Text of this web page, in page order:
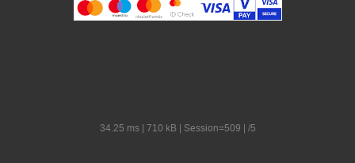
34.25 ms | 710 kB | Session=509 | /5